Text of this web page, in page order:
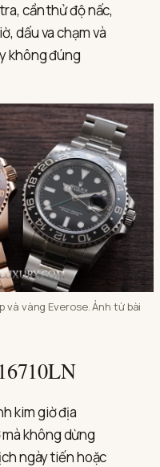
cần thử độ nấc,
dấu va chạm và
không đúng
vàng Everose. Ảnh từ bài
kim giờ địa
không dừng
ngày tiến hoặc